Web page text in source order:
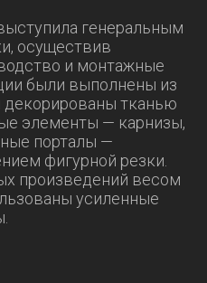
генеральным
осуществив
и монтажные
были выполнены из
декорированы тканью
элементы — карнизы,
порталы —
фигурной резки.
произведений весом
усиленные